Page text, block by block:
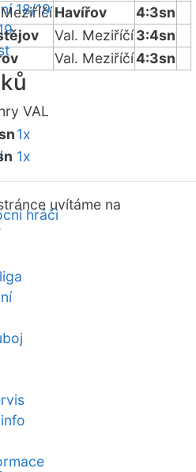
18/19
hráči
Havířov
4:3sn
Val. Meziříčí3:4sn
Val. Meziříčí4:3sn
VAL
1x
1x
uvítáme na